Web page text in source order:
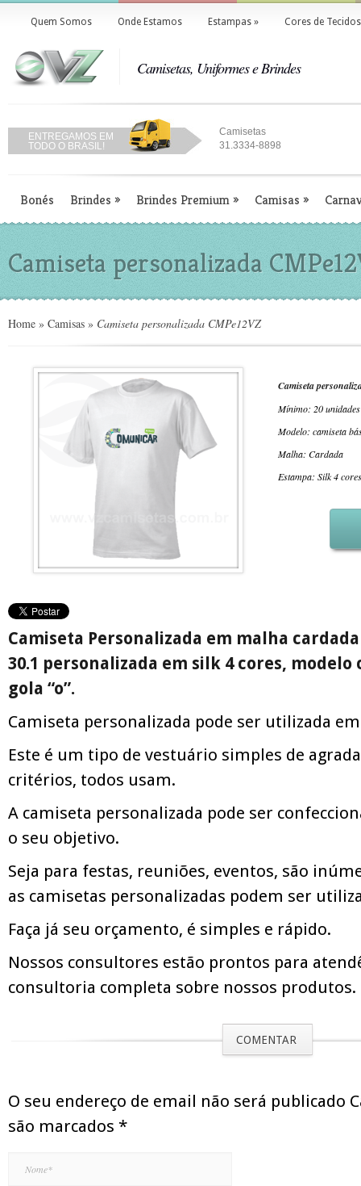
Quem Somos Onde Estamos Estampas» Cores de Tecidos
Camisetas, Uniformes e Brindes
ENTREGAMOS EM
TODO O BRASIL!
Camisetas
31.3334-8898
Bonés Brindes » Brindes Premium» Camisas »
Camiseta personalizada
Home » Camisas » Camiseta personalizada CMPe12VZ
Camiseta
Mínimo: 20 unidades
Modelo: camiseta
Malha: Cardada
Estampa: Silk 4 cores
Camiseta Personalizada em malha
30.1 personalizada em silk 4 cores, modelo
gola “o”.
Camiseta personalizada pode ser utilizada
Este é um tipo de vestuário simples de
critérios, todos usam.
A camiseta personalizada pode ser
o seu objetivo.
Seja para festas, reuniões, eventos, são
as camisetas personalizadas podem ser
Faça já seu orçamento, é simples e rápido.
Nossos consultores estão prontos para
consultoria completa sobre nossos produtos.
COMENTAR
O seu endereço de email não será publicado
são marcados *